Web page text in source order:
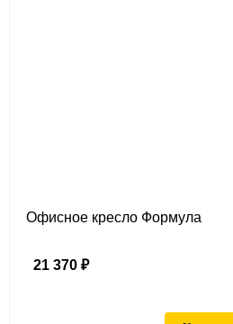
Офисное кресло Формула
21 370 ₽